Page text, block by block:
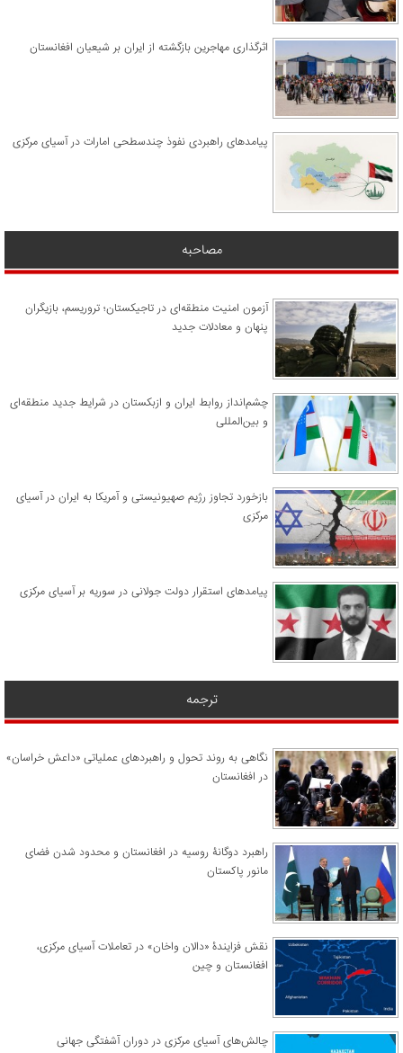
اثرگذاری مهاجرین بازگشته از ایران بر شیعیان افغانستان
پیامدهای راهبردی نفوذ چندسطحی امارات در آسیای مرکزی
مصاحبه
آزمون امنیت منطقه‌ای در تاجیکستان؛ تروریسم، بازیگران
پنهان و معادلات جدید
چشم‌انداز روابط ایران و ازبکستان در شرایط جدید منطقه‌ای
و بین‌المللی
​بازخورد تجاوز رژیم صهیونیستی و آمریکا به ایران در آسیای
مرکزی
پیامدهای استقرار دولت جولانی در سوریه بر آسیای مرکزی
ترجمه
نگاهی به روند تحول و راهبردهای عملیاتی «داعش خراسان»
در افغانستان
راهبرد دوگانۀ روسیه در افغانستان و محدود شدن فضای
مانور پاکستان
نقش فزایندۀ «دالان واخان» در تعاملات آسیای مرکزی،
افغانستان و چین
چالش‌های آسیای مرکزی در دوران آشفتگی جهانی